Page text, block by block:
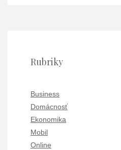
Rubriky
Business
Domácnosť
Ekonomika
Mobil
Online